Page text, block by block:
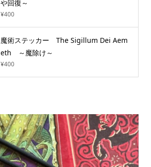
や回復～
¥400
魔術ステッカー The Sigillum Dei Aem
eth ～魔除け～
¥400